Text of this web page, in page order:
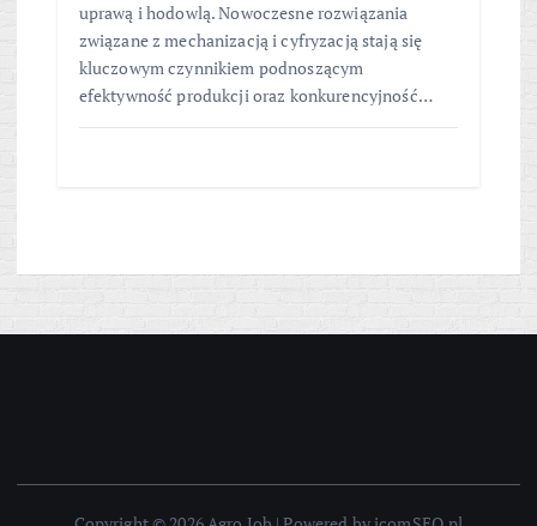
uprawą i hodowlą. Nowoczesne rozwiązania
związane z mechanizacją i cyfryzacją stają się
kluczowym czynnikiem podnoszącym
efektywność produkcji oraz konkurencyjność…